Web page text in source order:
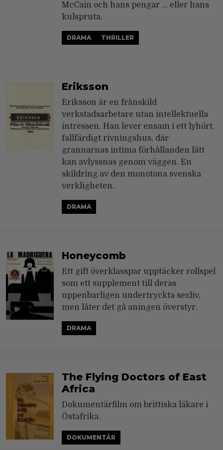
McCain och hans pengar … eller hans
kulspruta.
DRAMA THRILLER
Eriksson
Eriksson är en frånskild
verkstadsarbetare utan intellektuella
intressen. Han lever ensam i ett lyhört,
fallfärdigt rivningshus, där
grannarnas intima förhållanden lätt
kan avlyssnas genom väggen. En
skildring av den monotona svenska
verkligheten.
DRAMA
Honeycomb
Ett gift överklasspar upptäcker rollspel
som ett supplement till deras
uppenbarligen undertryckta sexliv,
men låter det gå aningen överstyr.
DRAMA
The Flying Doctors of East
Africa
Dokumentärfilm om brittiska läkare i
Östafrika.
DOKUMENTÄR